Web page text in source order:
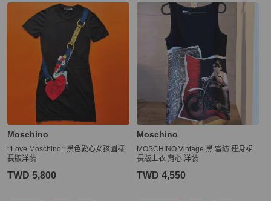
Moschino
::Love Moschino:: 黑色愛心女孩圖樣
長版洋裝
TWD 5,800
Moschino
MOSCHINO Vintage 黑 雪紡 連身裙
長版上衣 背心 洋裝
TWD 4,550